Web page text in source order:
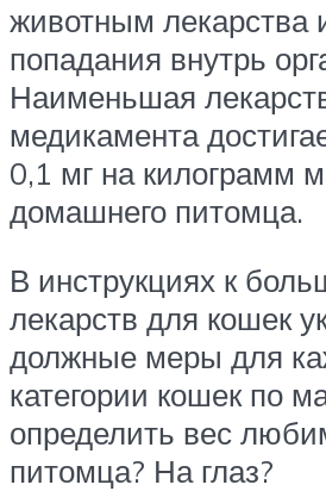
животным лекарства
попадания внутрь
Наименьшая
медикамента
0,1 мг на килограмм
домашнего питомца.
В инструкциях к
лекарств для кошек
должные меры для
категории кошек по
определить вес
питомца? На глаз?